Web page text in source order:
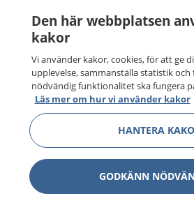
Den här webbplatsen
kakor
Vi använder kakor, cookies, för att ge
upplevelse, sammanställa statistik och
nödvändig funktionalitet ska fungera
Läs mer om hur vi använder kakor
HANTERA
GODKÄNN